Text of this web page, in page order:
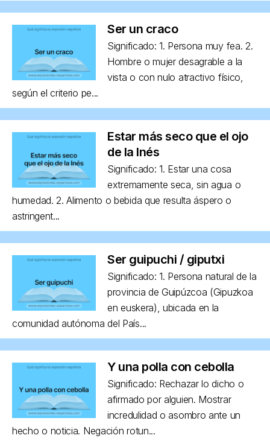
Ser un craco
Significado: 1. Persona muy fea. 2.
Hombre o mujer desagrable a la
vista o con nulo atractivo físico,
según el criterio pe...
Estar más seco que el ojo
de la Inés
Significado: 1. Estar una cosa
extremamente seca, sin agua o
humedad. 2. Alimento o bebida que resulta áspero o
astringent...
Ser guipuchi / giputxi
Significado: 1. Persona natural de la
provincia de Guipúzcoa (Gipuzkoa
en euskera), ubicada en la
comunidad autónoma del País...
Y una polla con cebolla
Significado: Rechazar lo dicho o
afirmado por alguien. Mostrar
incredulidad o asombro ante un
hecho o noticia. Negación rotun...